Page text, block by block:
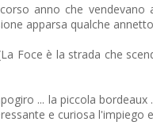
anno che
apparsa qualche
Foce è la strada che
... la piccola
e curiosa l'impiego